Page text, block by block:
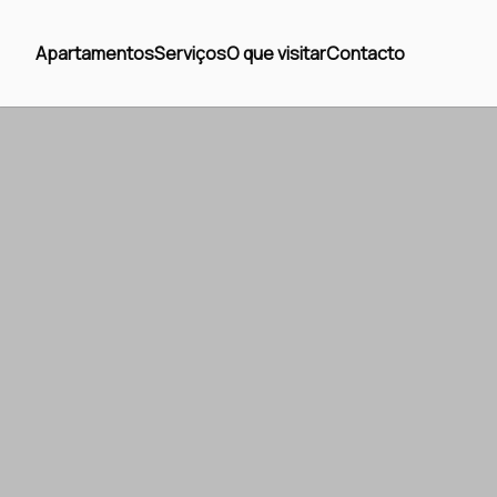
ApartamentosServiçosO que visitarContacto